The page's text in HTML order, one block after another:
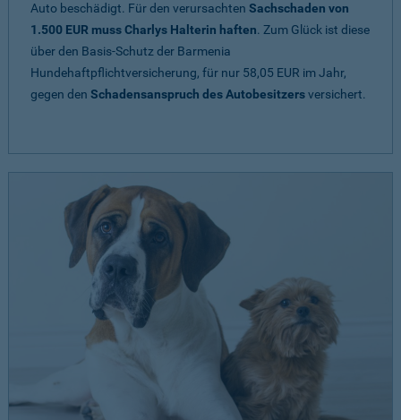
Auto beschädigt. Für den verursachten Sachschaden von
1.500 EUR muss Charlys Halterin haften. Zum Glück ist diese
über den Basis-Schutz der Barmenia
Hundehaftpflichtversicherung, für nur 58,05 EUR im Jahr,
gegen den Schadensanspruch des Autobesitzersversichert.